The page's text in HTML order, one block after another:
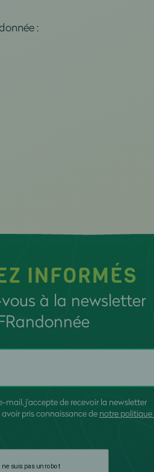
:
INFORMÉS
à la newsletter
mail, j'accepte de recevoir la newsletter
avoir pris connaissance de notre politique